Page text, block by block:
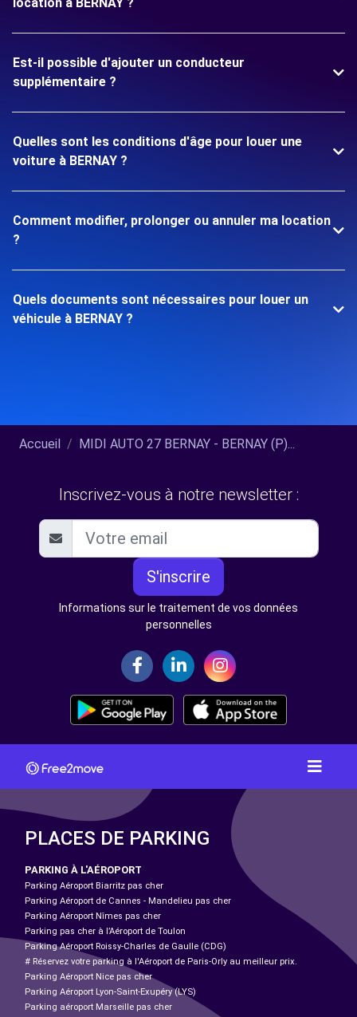
Est-il possible d'ajouter un conducteur
supplémentaire ?
Quelles sont les conditions d'âge pour louer une
voiture à BERNAY ?
Comment modifier, prolonger ou annuler ma location
?
Quels documents sont nécessaires pour louer un
véhicule à BERNAY ?
Accueil MIDI AUTO 27 BERNAY - BERNAY (P)...
Inscrivez-vous à notre newsletter :
S'inscrire
Informations sur le traitement de vos données
personnelles
PLACES DE PARKING
PARKING À L'AÉROPORT
Parking Aéroport Biarritz pas cher
Parking Aéroport de Cannes - Mandelieu pas cher
Parking Aéroport Nîmes pas cher
Parking pas cher à l’Aéroport de Toulon
Parking Aéroport Roissy-Charles de Gaulle (CDG)
# Réservez votre parking à l'Aéroport de Paris-Orly au meilleur prix.
Parking Aéroport Nice pas cher
Parking Aéroport Lyon-Saint-Exupéry (LYS)
Parking aéroport Marseille pas cher